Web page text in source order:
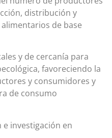
distribución y
de base
y de cercanía para
favoreciendo la
y consumidores y
de consumo
investigación en